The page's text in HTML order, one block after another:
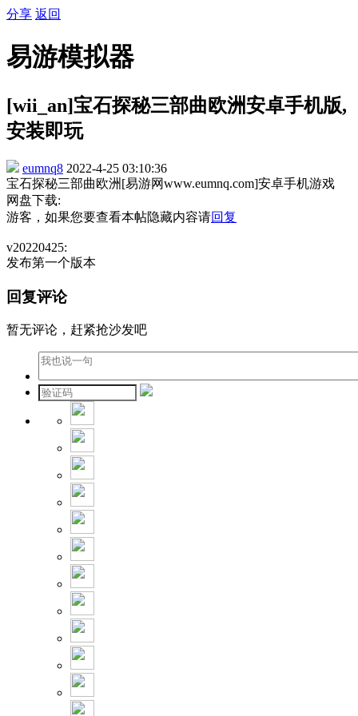
分享 返回
易游模拟器
[wii_an]宝石探秘三部曲欧洲安卓手机版,
安装即玩
eumnq8 2022-4-25 03:10:36
宝石探秘三部曲欧洲[易游网www.eumnq.com]安卓手机游戏
网盘下载:
游客，如果您要查看本帖隐藏内容请回复
v20220425:
发布第一个版本
回复评论
暂无评论，赶紧抢沙发吧